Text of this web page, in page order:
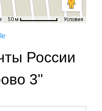
50 м Условия
России
3"